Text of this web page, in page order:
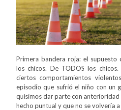
Primera bandera roja: el
los chicos. De TODOS los
ciertos comportamientos
episodio que sufrió el niño con un
quisimos dar parte con
hecho puntual y que no se volvería